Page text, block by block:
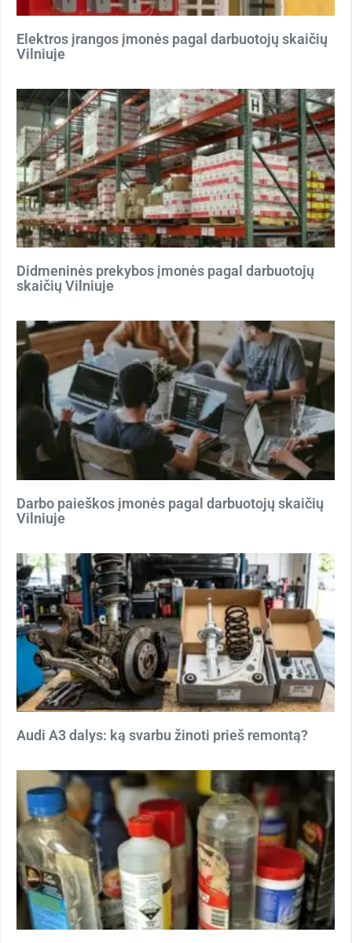
Elektros įrangos įmonės pagal darbuotojų skaičių
Vilniuje
Didmeninės prekybos įmonės pagal darbuotojų
skaičių Vilniuje
Darbo paieškos įmonės pagal darbuotojų skaičių
Vilniuje
Audi A3 dalys: ką svarbu žinoti prieš remontą?